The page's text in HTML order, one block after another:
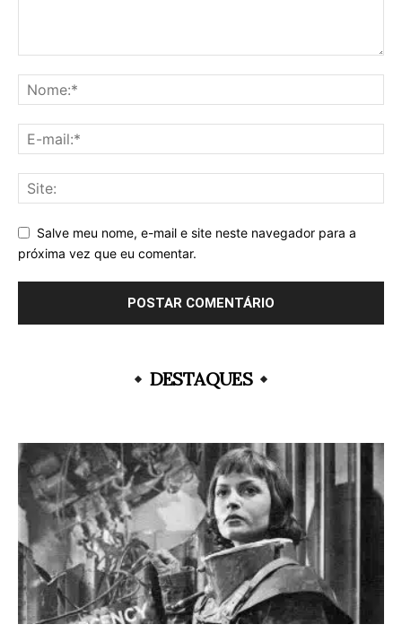
Salve meu nome, e-mail e site neste navegador para a
próxima vez que eu comentar.
DESTAQUES